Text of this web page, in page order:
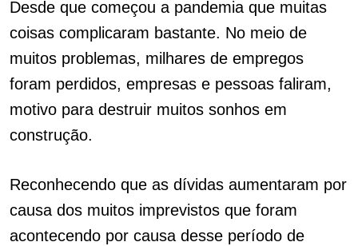
Desde que começou a pandemia que muitas
coisas complicaram bastante. No meio de
muitos problemas, milhares de empregos
foram perdidos, empresas e pessoas faliram,
motivo para destruir muitos sonhos em
construção.
Reconhecendo que as dívidas aumentaram por
causa dos muitos imprevistos que foram
acontecendo por causa desse período de